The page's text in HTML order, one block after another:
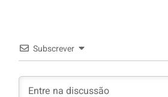
Subscrever